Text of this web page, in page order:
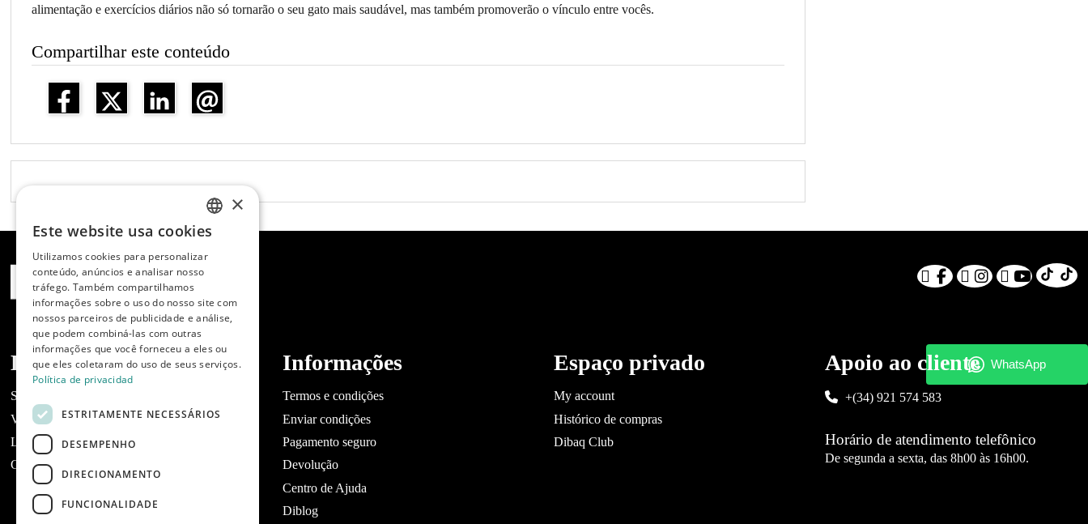
alimentação e exercícios diários não só tornarão o seu gato mais saudável, mas também promoverão o vínculo entre vocês.
Compartilhar este conteúdo
Dibaq
Sobre a Dibaq
Você tem um negócio?
Lojas
Contato Dibaq Petcare
Informações
Termos e condições
Enviar condições
Pagamento seguro
Devolução
Centro de Ajuda
Diblog
Espaço privado
My account
Histórico de compras
Dibaq Club
Apoio ao cliente
+(34) 921 574 583
Horário de atendimento telefônico
De segunda a sexta, das 8h00 às 16h00.
SPANISH
PORTUGUESE
×
Este website usa cookies
Utilizamos cookies para personalizar
conteúdo, anúncios e analisar nosso
tráfego. Também compartilhamos
informações sobre o uso do nosso site com
nossos parceiros de publicidade e análise,
que podem combiná-las com outras
informações que você forneceu a eles ou
que eles coletaram do uso de seus serviços.
Política de privacidad
ESTRITAMENTE NECESSÁRIOS
DESEMPENHO
DIRECIONAMENTO
FUNCIONALIDADE